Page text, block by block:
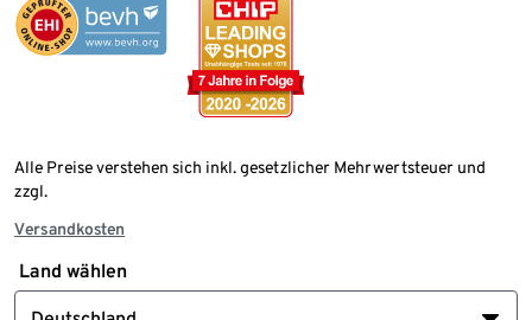
Alle Preise verstehen sich inkl. gesetzlicher Mehrwertsteuer und
zzgl.
Versandkosten
Land wählen